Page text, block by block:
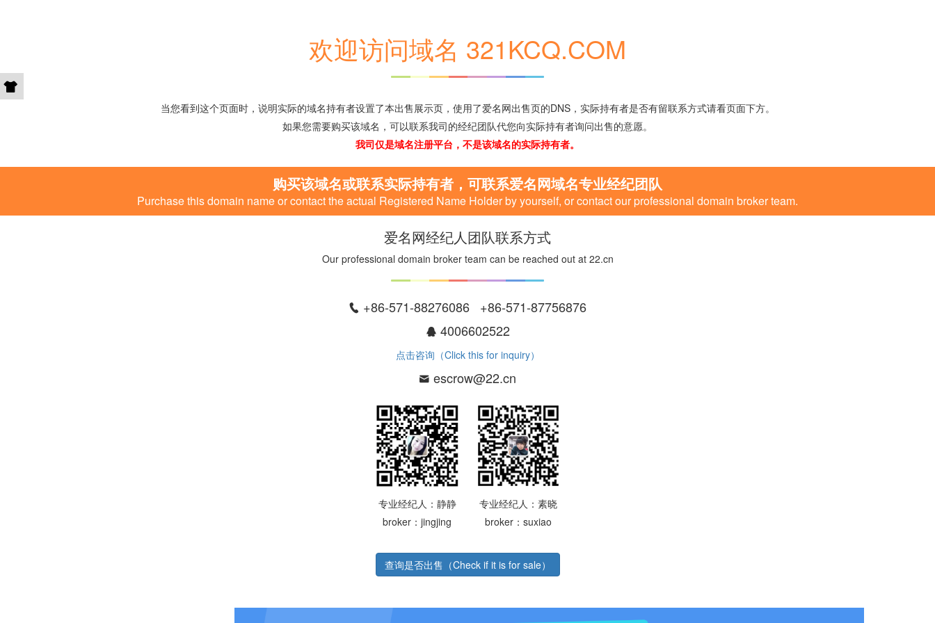
欢迎访问域名 321KCQ.COM
当您看到这个页面时，说明实际的域名持有者设置了本出售展示页，使用了爱名网出售页的DNS，实际持有者是否有留联系方式请看页面下方。
如果您需要购买该域名，可以联系我司的经纪团队代您向实际持有者询问出售的意愿。
我司仅是域名注册平台，不是该域名的实际持有者。
购买该域名或联系实际持有者，可联系爱名网域名专业经纪团队
Purchase this domain name or contact the actual Registered Name Holder by yourself, or contact our professional domain broker team.
爱名网经纪人团队联系方式
Our professional domain broker team can be reached out at 22.cn
+86-571-88276086 +86-571-87756876
4006602522
点击咨询（Click this for inquiry）
escrow@22.cn
专业经纪人：静静
broker：jingjing
专业经纪人：素晓
broker：suxiao
查询是否出售（Check if it is for sale）